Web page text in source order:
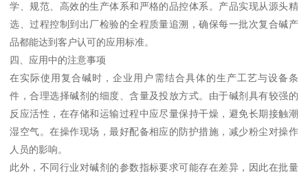
学、规范、高效的生产体系和严格的品控体系。产品实现从源头精
选、过程控制到出厂检验的全程质量追溯，确保每一批次复合碱产
品都能达到客户认可的应用标准。
四、应用中的注意事项
在实际使用复合碱时，企业用户需结合具体的生产工艺与设备条
件，合理选择碱剂的细度、含量及投放方式。由于碱剂具有较强的
反应活性，在存储和运输过程中应尽量保持干燥，避免长期接触潮
湿空气。在操作现场，最好配备相应的防护措施，减少粉尘对操作
人员的影响。
此外，不同行业对碱剂的参数指标要求可能存在差异，因此在批量